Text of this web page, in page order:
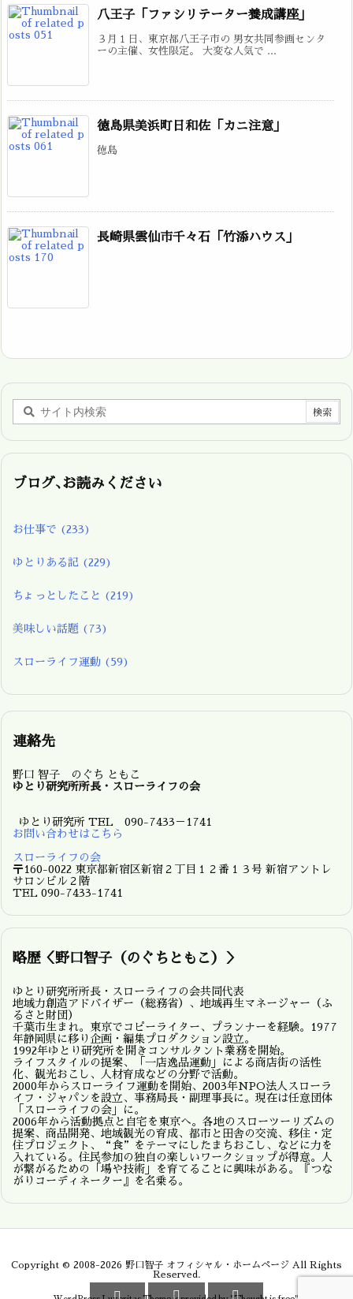
八王子「ファシリテーター養成講座」
３月１日、東京都八王子市の 男女共同参画センタ
ーの主催、女性限定。 大変な人気で ...
徳島県美浜町日和佐「カニ注意」
徳島
長崎県雲仙市千々石「竹添ハウス」
ブログ､お読みください
お仕事で (233)
ゆとりある記 (229)
ちょっとしたこと (219)
美味しい話題 (73)
スローライフ運動 (59)
連絡先
野口 智子 のぐち ともこ
ゆとり研究所所長・スローライフの会
ゆとり研究所 TEL 090-7433－1741
お問い合わせはこちら
スローライフの会
〒160-0022 東京都新宿区新宿２丁目１２番１３号 新宿アントレ
サロンビル２階
TEL 090-7433-1741
略歴＜野口智子（のぐちともこ）＞
ゆとり研究所所長・スローライフの会共同代表
地域力創造アドバイザー（総務省）、地域再生マネージャー（ふ
るさと財団）
千葉市生まれ。東京でコピーライター、プランナーを経験。1977
年静岡県に移り企画・編集プロダクション設立。
1992年ゆとり研究所を開きコンサルタント業務を開始。
ライフスタイルの提案、「一店逸品運動」による商店街の活性
化、観光おこし、人材育成などの分野で活動。
2000年からスローライフ運動を開始、2003年NPO法人スローラ
イフ・ジャパンを設立、事務局長・副理事長に。現在は任意団体
「スローライフの会」に。
2006年から活動拠点と自宅を東京へ。各地のスローツーリズムの
提案、商品開発、地域観光の育成、都市と田舎の交流、移住・定
住プロジェクト、“食”をテーマにしたまちおこし、などに力を
入れている。住民参加の独自の楽しいワークショップが得意。人
が繋がるための「場や技術」を育てることに興味がある。『つな
がりコーディネーター』を名乗る。
Copyright © 2008-2026 野口智子 オフィシャル・ホームページ All Rights
Reserved.
  